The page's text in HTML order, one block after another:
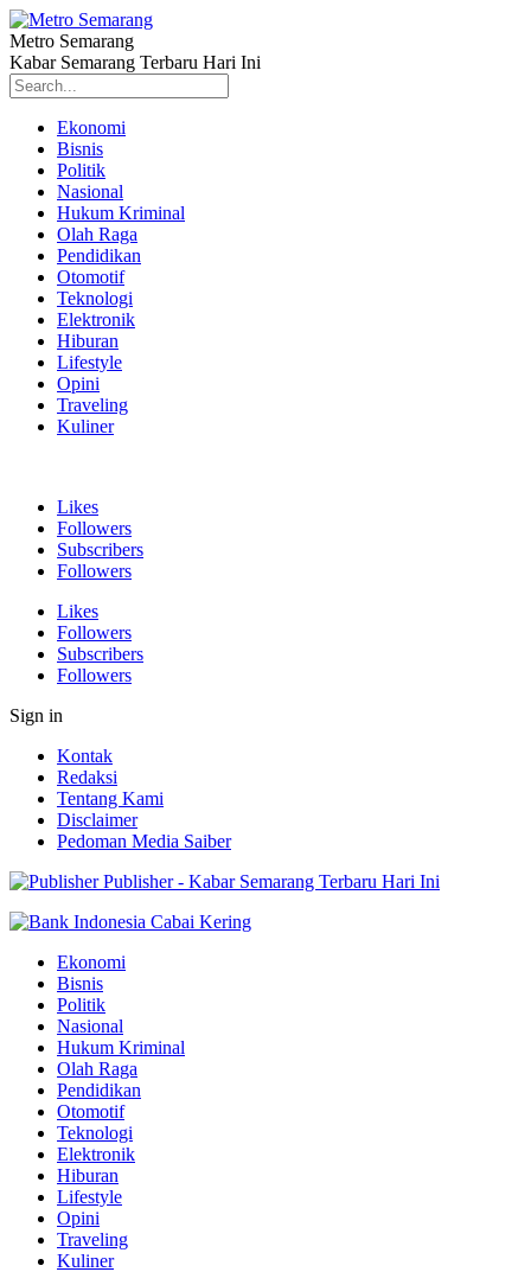
Metro Semarang
Kabar Semarang Terbaru Hari Ini
Ekonomi
Bisnis
Politik
Nasional
Hukum Kriminal
Olah Raga
Pendidikan
Otomotif
Teknologi
Elektronik
Hiburan
Lifestyle
Opini
Traveling
Kuliner
Likes
Followers
Subscribers
Followers
Likes
Followers
Subscribers
Followers
Sign in
Kontak
Redaksi
Tentang Kami
Disclaimer
Pedoman Media Saiber
Publisher - Kabar Semarang Terbaru Hari Ini
Ekonomi
Bisnis
Politik
Nasional
Hukum Kriminal
Olah Raga
Pendidikan
Otomotif
Teknologi
Elektronik
Hiburan
Lifestyle
Opini
Traveling
Kuliner